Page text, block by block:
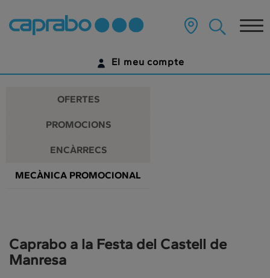
Promocions
descomptes
als
nostres
supermercats
contingut
pàgina
El meu compte
ENCARA NO TENS UN COMPTE DIGITAL?
OFERTES
PROMOCIONS
ENCÀRRECS
MECÀNICA PROMOCIONAL
Caprabo a la Festa del Castell de
Manresa